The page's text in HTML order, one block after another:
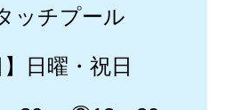
ッチプール
】日曜・祝日